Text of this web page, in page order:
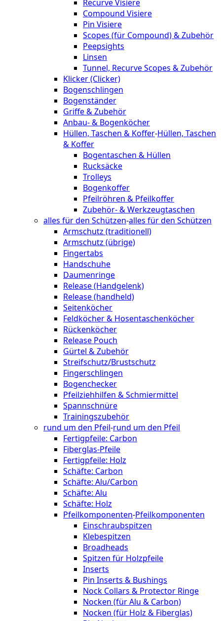
Recurve Visiere
Compound Visiere
Pin Visiere
Scopes (für Compound) & Zubehör
Peepsights
Linsen
Tunnel, Recurve Scopes & Zubehör
Klicker (Clicker)
Bogenschlingen
Bogenständer
Griffe & Zubehör
Anbau- & Bogenköcher
Hüllen, Taschen & Koffer-Hüllen, Taschen
& Koffer
Bogentaschen & Hüllen
Rucksäcke
Trolleys
Bogenkoffer
Pfeilröhren & Pfeilkoffer
Zubehör- & Werkzeugtaschen
alles für den Schützen-alles für den Schützen
Armschutz (traditionell)
Armschutz (übrige)
Fingertabs
Handschuhe
Daumenringe
Release (Handgelenk)
Release (handheld)
Seitenköcher
Feldköcher & Hosentaschenköcher
Rückenköcher
Release Pouch
Gürtel & Zubehör
Streifschutz/Brustschutz
Fingerschlingen
Bogenchecker
Pfeilziehhilfen & Schmiermittel
Spannschnüre
Trainingszubehör
rund um den Pfeil-rund um den Pfeil
Fertigpfeile: Carbon
Fiberglas-Pfeile
Fertigpfeile: Holz
Schäfte: Carbon
Schäfte: Alu/Carbon
Schäfte: Alu
Schäfte: Holz
Pfeilkomponenten-Pfeilkomponenten
Einschraubspitzen
Klebespitzen
Broadheads
Spitzen für Holzpfeile
Inserts
Pin Inserts & Bushings
Nock Collars & Protector Ringe
Nocken (für Alu & Carbon)
Nocken (für Holz & Fiberglas)